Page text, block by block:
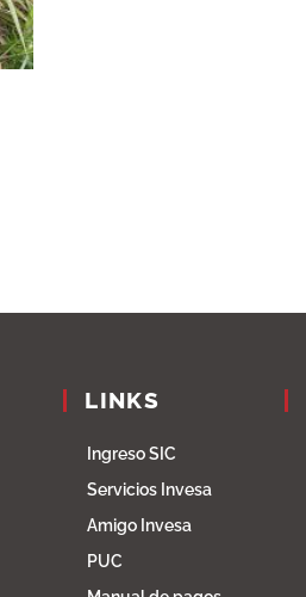
LINKS
Ingreso SIC
Servicios Invesa
Amigo Invesa
PUC